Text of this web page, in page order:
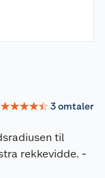
☆☆☆☆☆ 3omtaler
til
rekkevidde. -